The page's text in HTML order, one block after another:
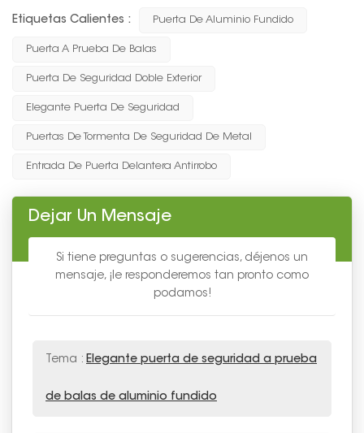
Etiquetas Calientes : Puerta De Aluminio Fundido
Puerta A Prueba De Balas
Puerta De Seguridad Doble Exterior
Elegante Puerta De Seguridad
Puertas De Tormenta De Seguridad De Metal
Entrada De Puerta Delantera Antirrobo
Dejar Un Mensaje
Si tiene preguntas o sugerencias, déjenos un
mensaje, ¡le responderemos tan pronto como
podamos!
Tema : Elegante puerta de seguridad a prueba
de balas de aluminio fundido